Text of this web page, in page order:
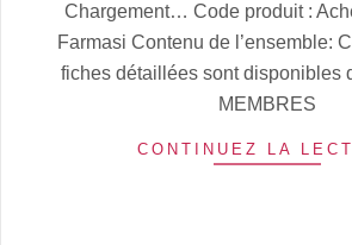
10-
13
Chargement… Code produit :
Farmasi Contenu de l’ensemble:
fiches détaillées sont disponibles
MEMBRES
CONTINUEZ LA